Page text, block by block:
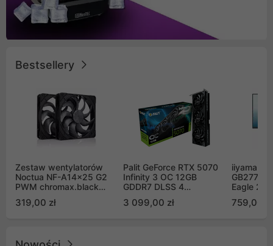
Bestsellery
Zestaw wentylatorów
Noctua NF-A14x25 G2
PWM chromax.black
Push Pull (2szt)
319,00 zł
Palit GeForce RTX 5070
Infinity 3 OC 12GB
GDDR7 DLSS 4
GB2050S)
3 099,00 zł
iiyama G-
Eagle 27"
759,00 zł